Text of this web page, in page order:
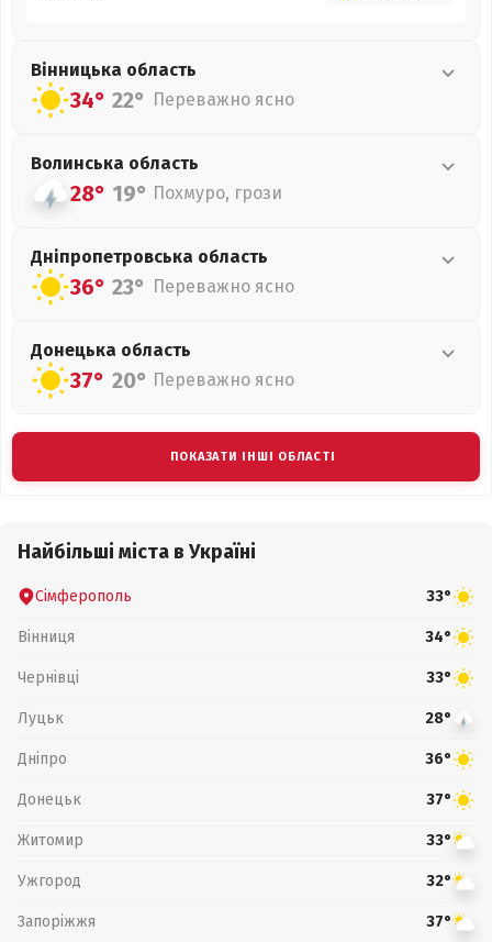
Вінницька область
34° 22° Переважно ясно
Волинська область
28° 19° Похмуро, грози
Дніпропетровська область
36° 23° Переважно ясно
Донецька область
37° 20° Переважно ясно
ПОКАЗАТИ ІНШІ ОБЛАСТІ
Найбільші міста в Україні
Сімферополь 33°
Вінниця 34°
Чернівці 33°
Луцьк 28°
Дніпро 36°
Донецьк 37°
Житомир 33°
Ужгород 32°
Запоріжжя 37°